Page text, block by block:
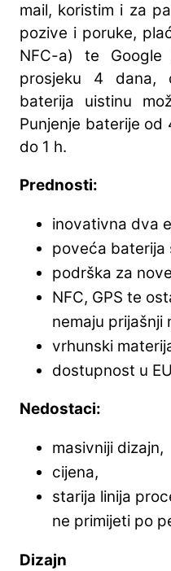
mail, koristim i za
pozive i poruke,
NFC-a) te
prosjeku 4 dana,
baterija uistinu
Punjenje baterije od
do 1 h.
Prednosti:
inovativna dva
poveća baterija
podrška za
NFC, GPS te
nemaju prijašnji
vrhunski
dostupnost u
Nedostaci:
masivniji dizajn,
cijena,
starija linija
ne primijeti po
Dizajn